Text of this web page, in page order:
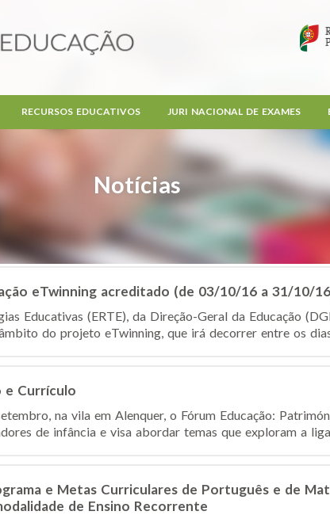
Notícias
RECURSOS EDUCATIVOS JURI NACIONAL DE EXAMES
eTwinning acreditado (de 03/10/16 a 31/10/
Educativas (ERTE), da Direção-Geral da Educação
do projeto eTwinning, que irá decorrer entre os
e Currículo
na vila em Alenquer, o Fórum Educação:
de infância e visa abordar temas que exploram a
e Metas Curriculares de Português e de
de Ensino Recorrente